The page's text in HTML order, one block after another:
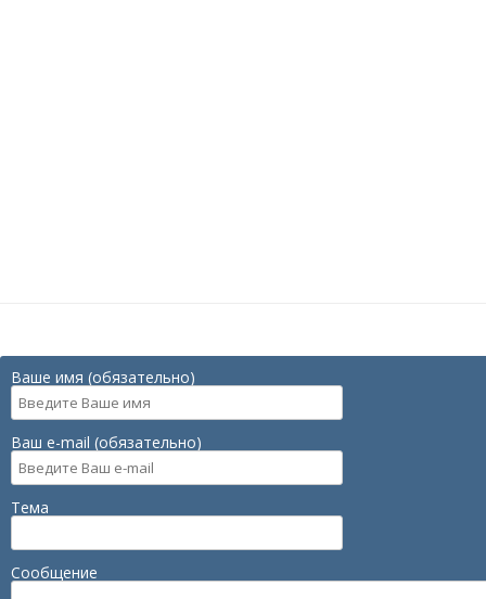
Ваше имя (обязательно)
Ваш e-mail (обязательно)
Тема
Сообщение